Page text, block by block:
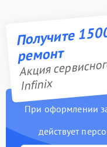
Получите
ремонт
Акция
Infinix
При оформлении
действует